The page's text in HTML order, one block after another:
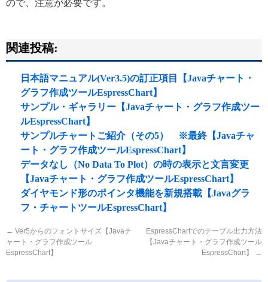
ので、注意が必要です。
関連投稿:
日本語マニュアル(Ver3.5)の訂正項目【Javaチャート・
グラフ作成ツールEspressChart】
サンプル・ギャラリー【Javaチャート・グラフ作成ツー
ルEspressChart】
サンプルチャートご紹介（その5） ※最終【Javaチャ
ート・グラフ作成ツールEspressChart】
データなし（No Data To Plot）の時の表示と文言変更
【Javaチャート・グラフ作成ツールEspressChart】
ダイヤモンド形のポインタ機能を新規搭載【Javaグラ
フ・チャートツールEspressChart】
← Ver5からのフォントサイズ【Javaチ
ャート・グラフ作成ツール
EspressChart】
EspressChartでのテーブル出力方法
【Javaチャート・グラフ作成ツール
EspressChart】
→